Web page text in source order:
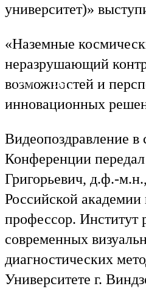
Ru
университет)»
«Наземные
неразрушающий
возможностей и
инновационных
Видеопоздравление в
Конференции
Григорьевич, д.ф.-
Российской
профессор. Институт
современных
диагностических
Университете г.